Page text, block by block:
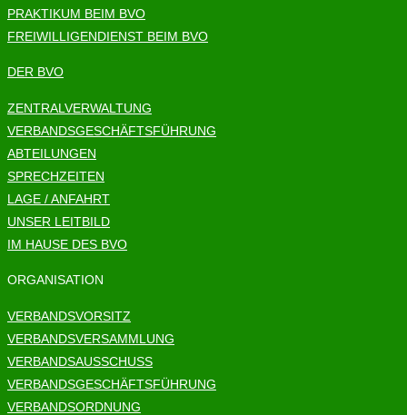
PRAKTIKUM BEIM BVO
FREIWILLIGENDIENST BEIM BVO
DER BVO
ZENTRALVERWALTUNG
VERBANDSGESCHÄFTSFÜHRUNG
ABTEILUNGEN
SPRECHZEITEN
LAGE / ANFAHRT
UNSER LEITBILD
IM HAUSE DES BVO
ORGANISATION
VERBANDSVORSITZ
VERBANDSVERSAMMLUNG
VERBANDSAUSSCHUSS
VERBANDSGESCHÄFTSFÜHRUNG
VERBANDSORDNUNG